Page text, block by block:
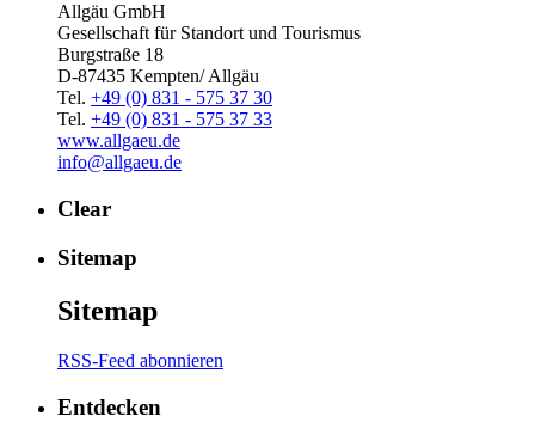
Allgäu GmbH
Gesellschaft für Standort und Tourismus
Burgstraße 18
D-87435 Kempten/ Allgäu
Tel. +49 (0) 831 - 575 37 30
Tel. +49 (0) 831 - 575 37 33
www.allgaeu.de
info@allgaeu.de
Clear
Sitemap
Sitemap
RSS-Feed abonnieren
Entdecken